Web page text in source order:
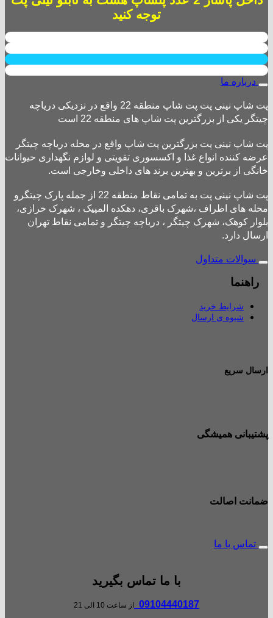
توجه کنید
درباره ما
پت شاپ نینی پت پت شاپ منطقه 22 واقع در نزدیکی دریاچه
چیتگر یکی از بزرگترین پت شاپ های منطقه 22 است
پت شاپ نینی پت بزرگترین پت شاپ واقع در محله دریاچه چیتگر
عرضه کننده انواع غذا و اکسسوری تقویتی و لوازم نگهداری حیوانات
خانگی از برترین و بهترین برند های داخلی وخارجی است.
پت شاپ نینی پت به تمامی نقاط منطقه 22 از جمله پارک چیتگرو
محله های اطراف ،شهرک باقری، دهکده المپیک ، شهرک خرازی،
بلوار کوهک، شهرک چیتگر ، دریاچه چیتگر و تمامی نقاط تهران
ارسال دارد.
سوالات متداول
راهنما
شرایط خرید
شیوه ی ارسال
ارسال سریع
پشتیبانی همیشگی
ضمانت اصالت
تماس با ما
با ما تماس بگیرید
09104440187 از ساعت 10 الی 21